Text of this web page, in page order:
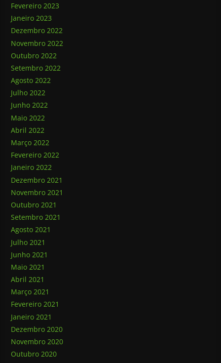
Fevereiro 2023
Janeiro 2023
Dezembro 2022
Novembro 2022
Outubro 2022
Setembro 2022
Agosto 2022
Julho 2022
Junho 2022
Maio 2022
Abril 2022
Março 2022
Fevereiro 2022
Janeiro 2022
Dezembro 2021
Novembro 2021
Outubro 2021
Setembro 2021
Agosto 2021
Julho 2021
Junho 2021
Maio 2021
Abril 2021
Março 2021
Fevereiro 2021
Janeiro 2021
Dezembro 2020
Novembro 2020
Outubro 2020